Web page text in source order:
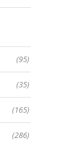
(95)
(35)
(165)
(286)